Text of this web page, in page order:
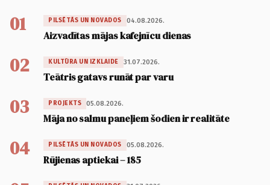
01 PILSĒTĀS UN NOVADOS 04.08.2026.
Aizvadītas mājas kafejnīcu dienas
02 KULTŪRA UN IZKLAIDE 31.07.2026.
Teātris gatavs runāt par varu
03 PROJEKTS 05.08.2026.
Māja no salmu paneļiem šodien ir realitāte
04 PILSĒTĀS UN NOVADOS 05.08.2026.
Rūjienas aptiekai – 185